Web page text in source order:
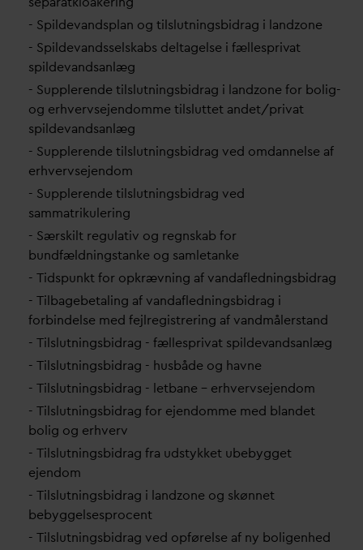
- Spildevandsplan og tilslutningsbidrag i landzone
- Spildevandsselskabs deltagelse i fællesprivat
spildevandsanlæg
- Supplerende tilslutningsbidrag i landzone for bolig-
og erhvervsejendomme tilsluttet andet/privat
spildevandsanlæg
- Supplerende tilslutningsbidrag ved omdannelse af
erhvervsejendom
- Supplerende tilslutningsbidrag ved
sammatrikulering
- Særskilt regulativ og regnskab for
bundfældningstanke og samletanke
- Tidspunkt for opkrævning af vandafledningsbidrag
- Tilbagebetaling af vandafledningsbidrag i
forbindelse med fejlregistrering af vandmålerstand
- Tilslutningsbidrag - fællesprivat spildevandsanlæg
- Tilslutningsbidrag - husbåde og havne
- Tilslutningsbidrag - letbane – erhvervsejendom
- Tilslutningsbidrag for ejendomme med blandet
bolig og erhverv
- Tilslutningsbidrag fra udstykket ubebygget
ejendom
- Tilslutningsbidrag i landzone og skønnet
bebyggelsesprocent
- Tilslutningsbidrag ved opførelse af ny boligenhed